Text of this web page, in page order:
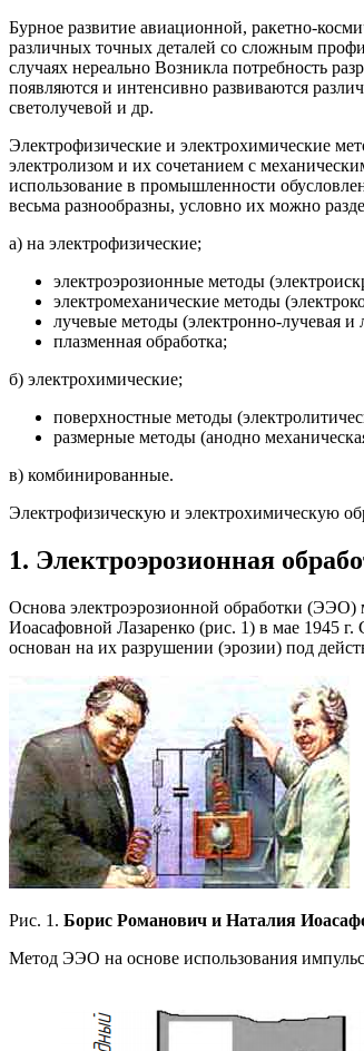
Бурное развитие авиационной, ракетно-
различных точных деталей со сложным
случаях нереально Возникла потребность
появляются и интенсивно развиваются
светолучевой и др.
Электрофизические и электрохимические
электролизом и их сочетанием с
использование в промышленности
весьма разнообразны, условно их можно
а) на электрофизические;
электроэрозионные методы
электромеханические методы
лучевые методы (электронно-лучевая и
плазменная обработка;
б) электрохимические;
поверхностные методы
размерные методы (анодно
в) комбинированные.
Электрофизическую и электрохимическую
1. Электроэрозионная
Основа электроэрозионной обработки (ЭЭО)
Иоасафовной Лазаренко (рис. 1) в мае 1945
основан на их разрушении (эрозии) под
Рис. 1. Борис Романович и Наталия
Метод ЭЭО на основе использования